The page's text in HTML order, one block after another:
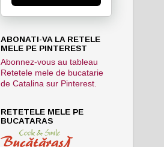
ABONATI-VA LA RETELE
MELE PE PINTEREST
Abonnez-vous au tableau
Retetele mele de bucatarie
de Catalina sur Pinterest.
RETETELE MELE PE
BUCATARAS